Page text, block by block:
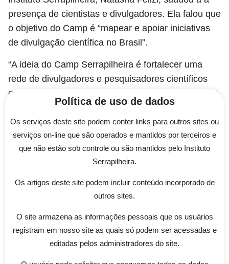
presença de cientistas e divulgadores. Ela falou que
o objetivo do Camp é “mapear e apoiar iniciativas
de divulgação científica no Brasil”.
“A ideia do Camp Serrapilheira é fortalecer uma
rede de divulgadores e pesquisadores científicos
que trabalhem conjuntamente. Na visão do instituto,
a divulgação científica não é algo que se conduz
posteriormente à pesquisa. Mas, sim, um valor e
uma preocupação que devem estar presentes na
produção científica desde os seus primeiros
passos. Mais do que divulgação de resultados, a
nossa divulgação científica enfatiza criatividade, as
grandes perguntas e o método científico”, disse a
Gambiarra
Política de uso de dados
Os serviços deste site podem conter links para outros sites ou
serviços on-line que são operados e mantidos por terceiros e
que não estão sob controle ou são mantidos pelo Instituto
Serrapilheira.
Os artigos deste site podem incluir conteúdo incorporado de
outros sites.
O site armazena as informações pessoais que os usuários
registram em nosso site as quais só podem ser acessadas e
editadas pelos administradores do site.